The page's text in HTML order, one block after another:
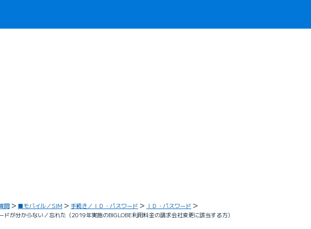
問 ■モバイル／SIM 手続き／ＩＤ・パスワード
ＩＤ・パスワード
ドが分からない／忘れた（2019年実施のBIGLOBE利用料金の請求会社変更に該当する方）